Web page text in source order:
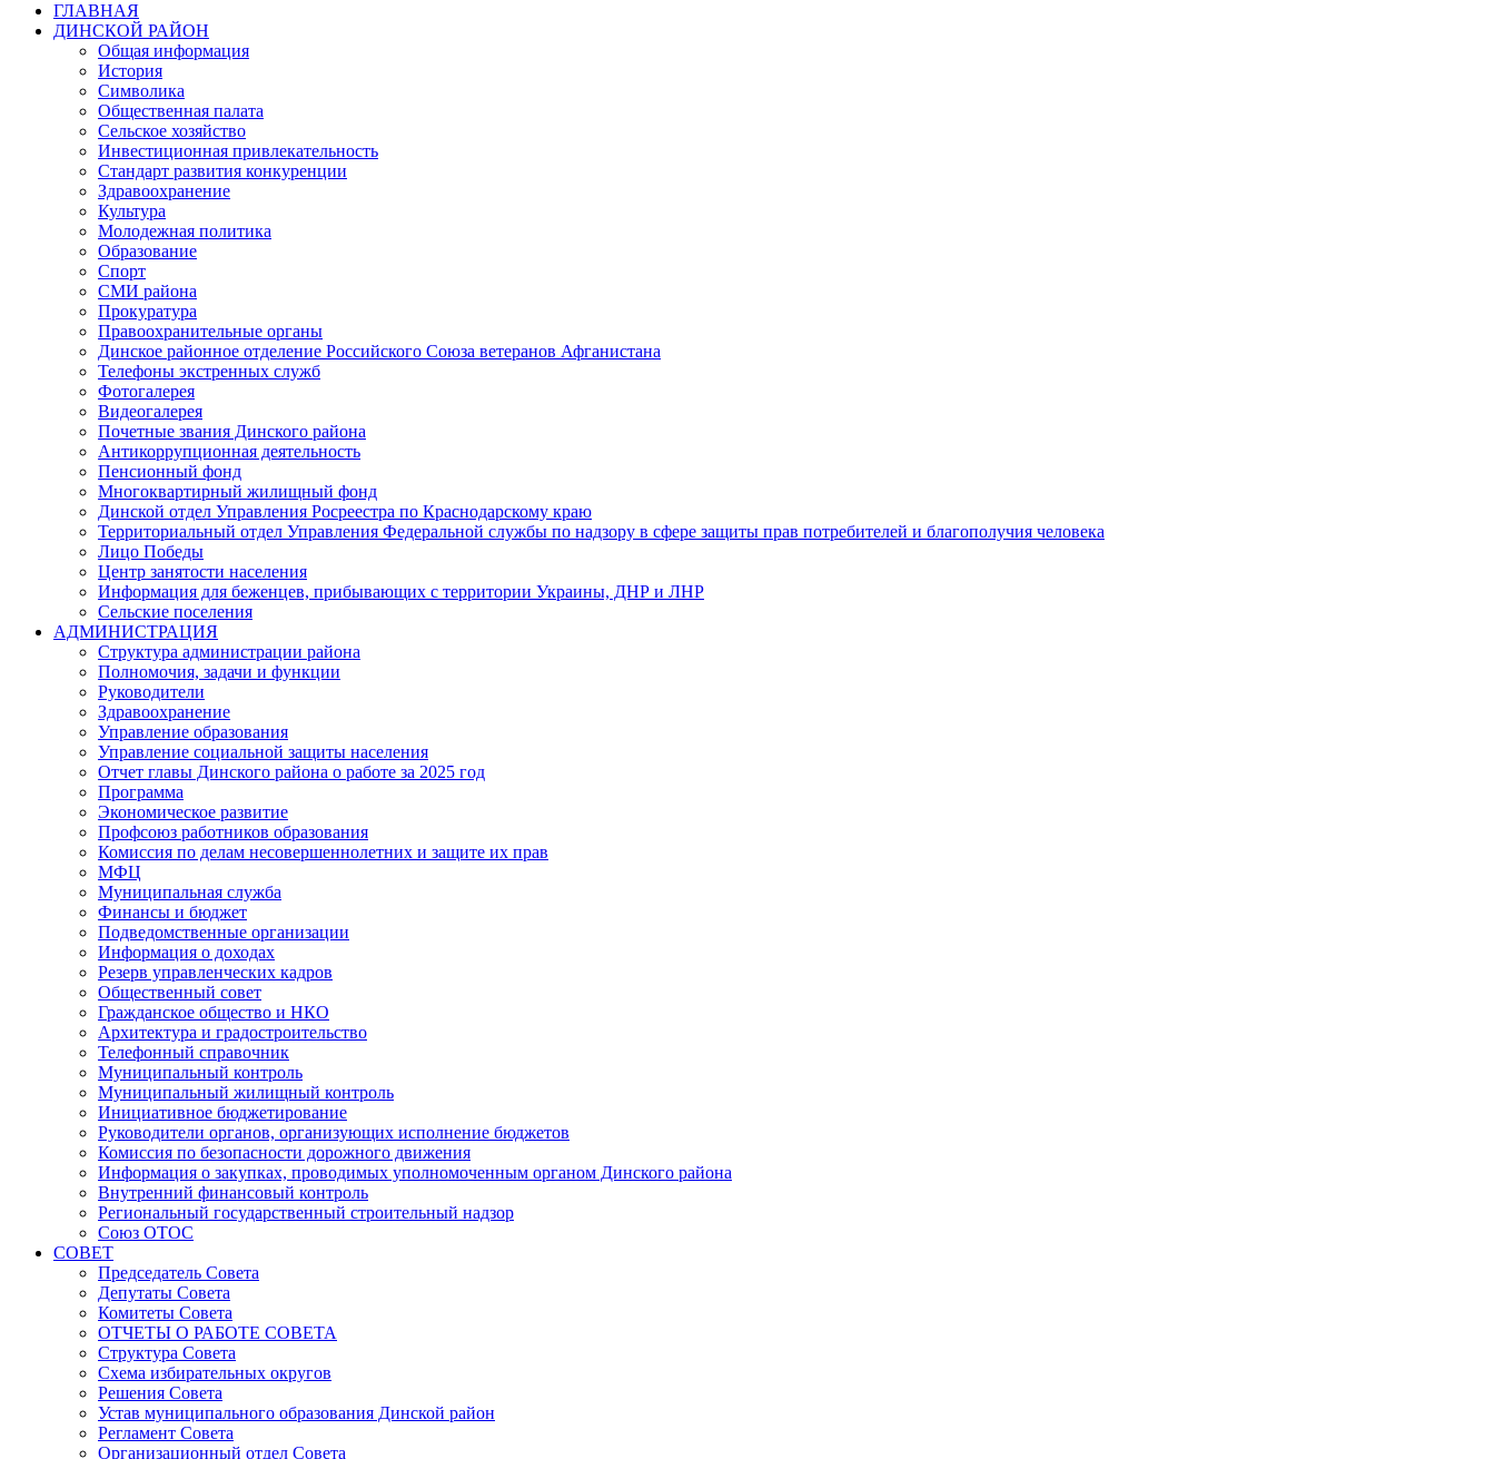
ГЛАВНАЯ
ДИНСКОЙ РАЙОН
Общая информация
История
Символика
Общественная палата
Сельское хозяйство
Инвестиционная привлекательность
Стандарт развития конкуренции
Здравоохранение
Культура
Молодежная политика
Образование
Спорт
СМИ района
Прокуратура
Правоохранительные органы
Динское районное отделение Российского Союза ветеранов Афганистана
Телефоны экстренных служб
Фотогалерея
Видеогалерея
Почетные звания Динского района
Антикоррупционная деятельность
Пенсионный фонд
Многоквартирный жилищный фонд
Динской отдел Управления Росреестра по Краснодарскому краю
Территориальный отдел Управления Федеральной службы по надзору в сфере защиты прав потребителей и благополучия человека
Лицо Победы
Центр занятости населения
Информация для беженцев, прибывающих с территории Украины, ДНР и ЛНР
Сельские поселения
АДМИНИСТРАЦИЯ
Структура администрации района
Полномочия, задачи и функции
Руководители
Здравоохранение
Управление образования
Управление социальной защиты населения
Отчет главы Динского района о работе за 2025 год
Программа
Экономическое развитие
Профсоюз работников образования
Комиссия по делам несовершеннолетних и защите их прав
МФЦ
Муниципальная служба
Финансы и бюджет
Подведомственные организации
Информация о доходах
Резерв управленческих кадров
Общественный совет
Гражданское общество и НКО
Архитектура и градостроительство
Телефонный справочник
Муниципальный контроль
Муниципальный жилищный контроль
Инициативное бюджетирование
Руководители органов, организующих исполнение бюджетов
Комиссия по безопасности дорожного движения
Информация о закупках, проводимых уполномоченным органом Динского района
Внутренний финансовый контроль
Региональный государственный строительный надзор
Союз ОТОС
СОВЕТ
Председатель Совета
Депутаты Совета
Комитеты Совета
ОТЧЕТЫ О РАБОТЕ СОВЕТА
Структура Совета
Схема избирательных округов
Решения Совета
Устав муниципального образования Динской район
Регламент Совета
Организационный отдел Совета